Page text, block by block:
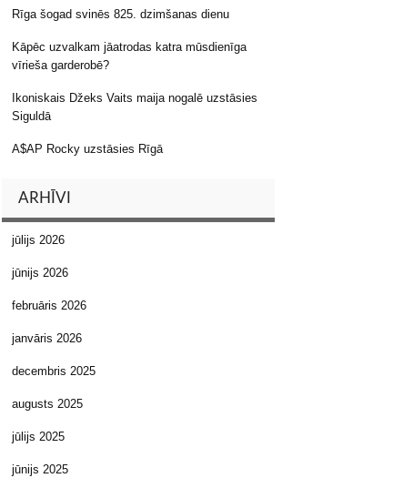
Rīga šogad svinēs 825. dzimšanas dienu
Kāpēc uzvalkam jāatrodas katra mūsdienīga
vīrieša garderobē?
Ikoniskais Džeks Vaits maija nogalē uzstāsies
Siguldā
A$AP Rocky uzstāsies Rīgā
ARHĪVI
jūlijs 2026
jūnijs 2026
februāris 2026
janvāris 2026
decembris 2025
augusts 2025
jūlijs 2025
jūnijs 2025